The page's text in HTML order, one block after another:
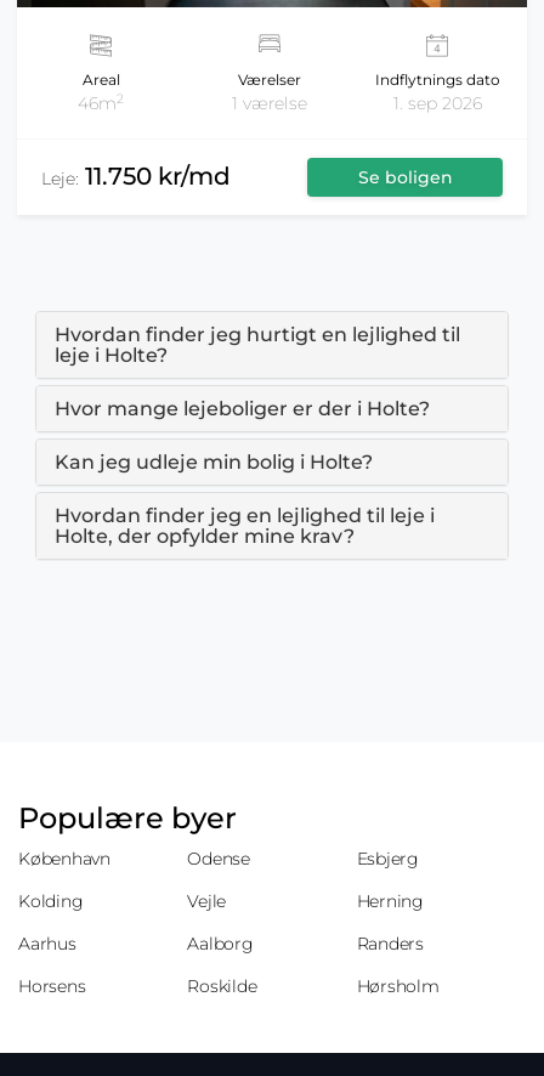
Areal
46m2
Værelser
1 værelse
Indflytnings dato
1. sep 2026
Leje: 11.750 kr/md Se boligen
Hvordan finder jeg hurtigt en lejlighed til
leje i Holte?
Hvor mange lejeboliger er der i Holte?
Kan jeg udleje min bolig i Holte?
Hvordan finder jeg en lejlighed til leje i
Holte, der opfylder mine krav?
Populære byer
København Odense
Esbjerg
Kolding
Vejle
Herning
Aarhus
Aalborg
Randers
Horsens
Roskilde Hørsholm